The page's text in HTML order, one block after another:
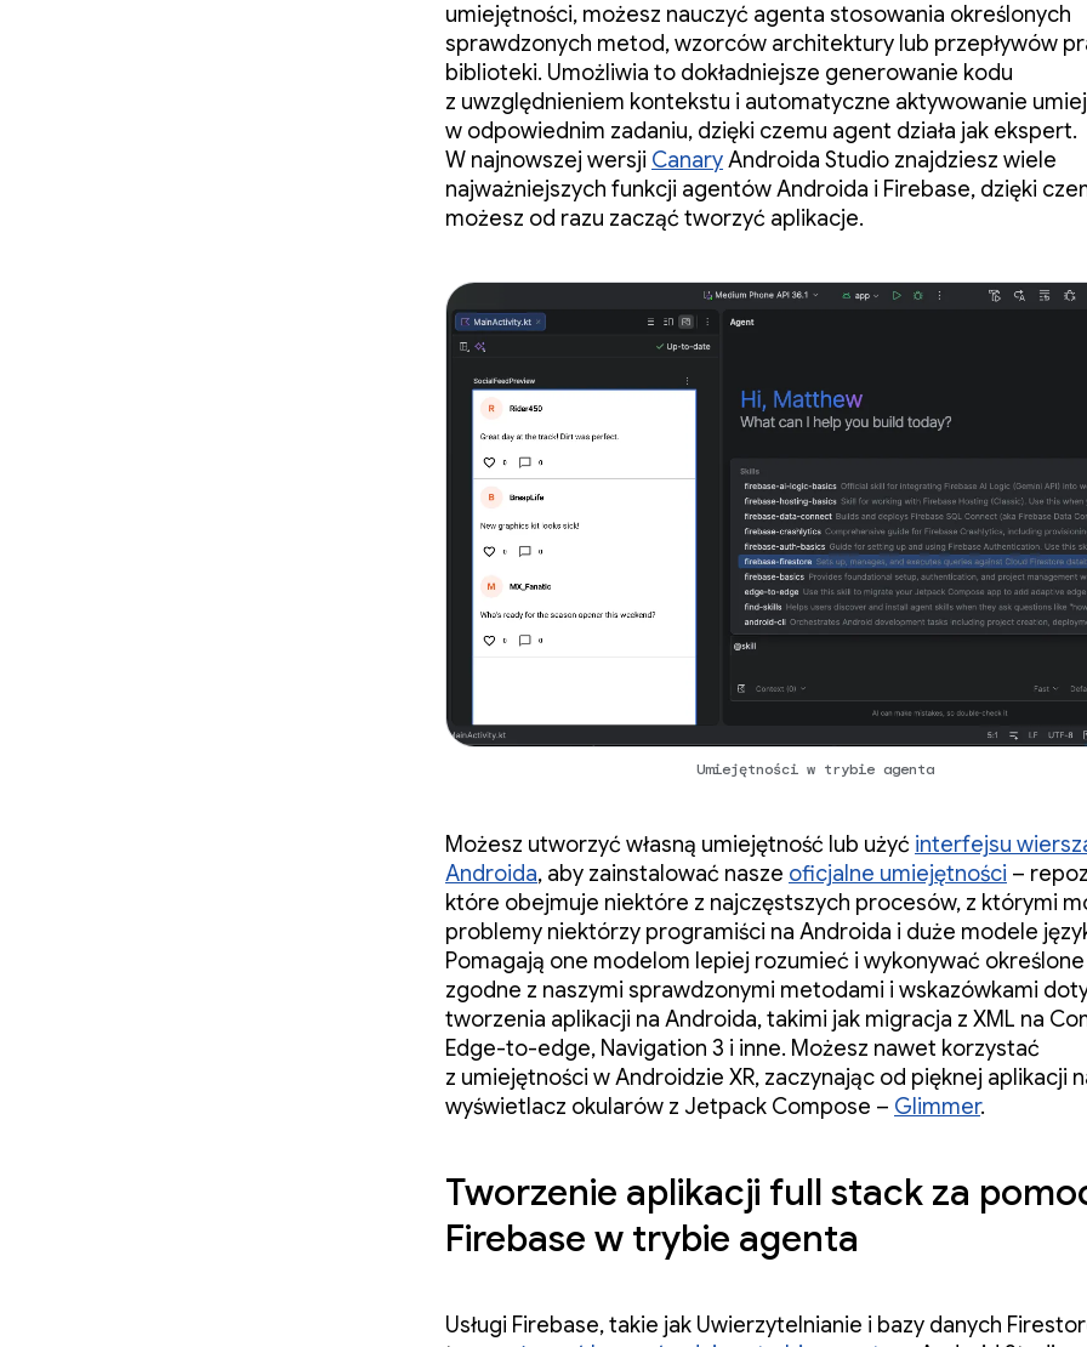
umiejętności, możesz nauczyć agenta stosowania określonych
sprawdzonych metod, wzorców architektury lub przepływów
biblioteki. Umożliwia to dokładniejsze generowanie kodu
z uwzględnieniem kontekstu i automatyczne aktywowanie
w odpowiednim zadaniu, dzięki czemu agent działa jak ekspert.
W najnowszej wersji CanaryAndroida Studio znajdziesz wiele
najważniejszych funkcji agentów Androida i Firebase, dzięki
możesz od razu zacząć tworzyć aplikacje.
Umiejętności w trybie agenta
Możesz utworzyć własną umiejętność lub użyć interfejsu
Androida, aby zainstalować nasze oficjalne umiejętności –
które obejmuje niektóre z najczęstszych procesów, z którymi
problemy niektórzy programiści na Androida i duże modele
Pomagają one modelom lepiej rozumieć i wykonywać
zgodne z naszymi sprawdzonymi metodami i wskazówkami
tworzenia aplikacji na Androida, takimi jak migracja z XML na
Edge-to-edge, Navigation 3 i inne. Możesz nawet korzystać
z umiejętności w Androidzie XR, zaczynając od pięknej aplikacji
wyświetlacz okularów z Jetpack Compose – Glimmer.
Tworzenie aplikacji full stack za
Firebase w trybie agenta
Usługi Firebase, takie jak Uwierzytelnianie i bazy danych